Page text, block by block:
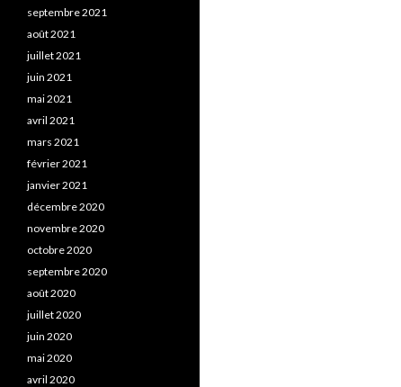
septembre 2021
août 2021
juillet 2021
juin 2021
mai 2021
avril 2021
mars 2021
février 2021
janvier 2021
décembre 2020
novembre 2020
octobre 2020
septembre 2020
août 2020
juillet 2020
juin 2020
mai 2020
avril 2020